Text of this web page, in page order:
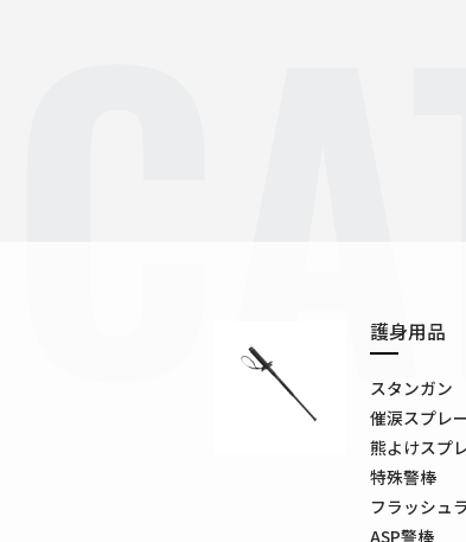
護身用品
スタンガン
催涙スプレー
熊よけスプ
特殊警棒
フラッシュ
ASP警棒